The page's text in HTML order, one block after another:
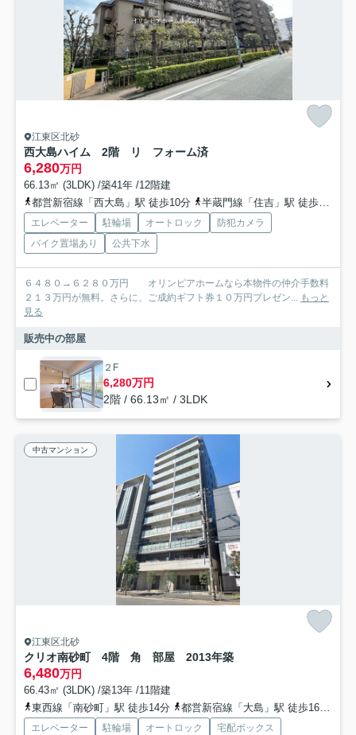
江東区北砂
西大島ハイム 2階 リ フォーム済
6,280万円
66.13㎡ (3LDK) /築41年 /12階建
都営新宿線「西大島」駅 徒歩10分
半蔵門線「住吉」駅 徒歩14分
エレベーター 駐輪場 オートロック
防犯カメラ
バイク置場あり
公共下水
６４８０→６２８０万円 オリンピアホームなら本物件の仲介手数料
２１３万円が無料。さらに、ご成約ギフト券１０万円プレゼン... もっと
見る
販売中の部屋
２F
6,280万円
2階 / 66.13㎡ / 3LDK
中古マンション
江東区北砂
クリオ南砂町 4階 角 部屋 2013年築
6,480万円
66.43㎡ (3LDK) /築13年 /11階建
東西線「南砂町」駅 徒歩14分
都営新宿線「大島」駅 徒歩16分
エレベーター 駐輪場 オートロック
宅配ボックス